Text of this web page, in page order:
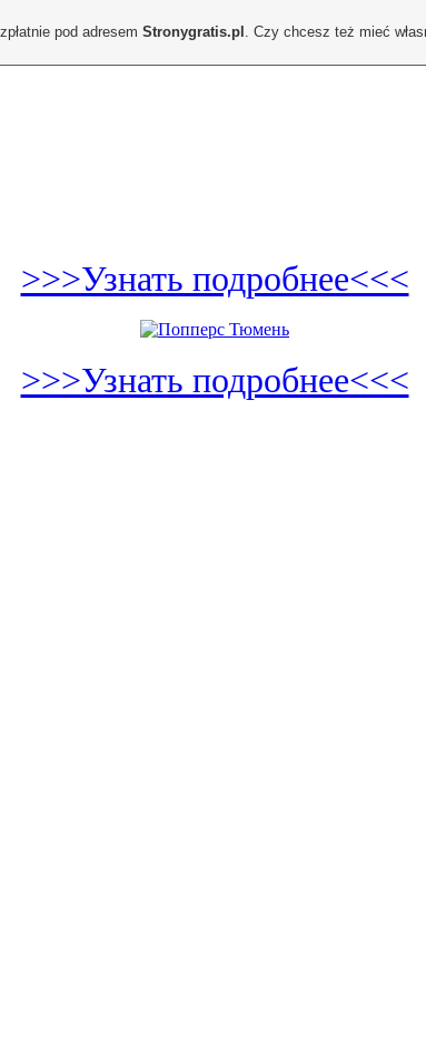
>>>Узнать подробнее<<<
>>>Узнать подробнее<<<
pod adresem Stronygratis.pl . Czy chcesz też mieć